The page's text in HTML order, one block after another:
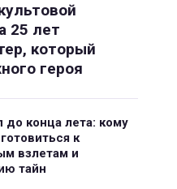
25 лет
который
героя
до конца лета: кому
к
взлетам и
тайн